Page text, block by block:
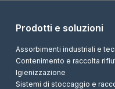
Prodotti e soluzioni
Assorbimenti industriali e
Contenimento e raccolta
Igienizzazione
Sistemi di stoccaggio e